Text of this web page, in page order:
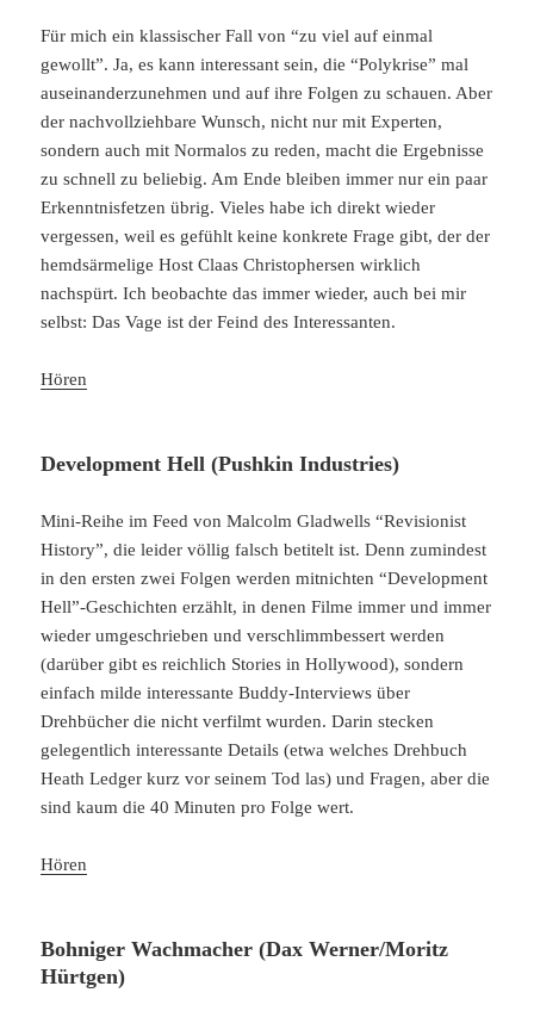
Für mich ein klassischer Fall von “zu viel auf einmal
gewollt”. Ja, es kann interessant sein, die “Polykrise” mal
auseinanderzunehmen und auf ihre Folgen zu schauen. Aber
der nachvollziehbare Wunsch, nicht nur mit Experten,
sondern auch mit Normalos zu reden, macht die Ergebnisse
zu schnell zu beliebig. Am Ende bleiben immer nur ein paar
Erkenntnisfetzen übrig. Vieles habe ich direkt wieder
vergessen, weil es gefühlt keine konkrete Frage gibt, der der
hemdsärmelige Host Claas Christophersen wirklich
nachspürt. Ich beobachte das immer wieder, auch bei mir
selbst: Das Vage ist der Feind des Interessanten.
Hören
Development Hell (Pushkin Industries)
Mini-Reihe im Feed von Malcolm Gladwells “Revisionist
History”, die leider völlig falsch betitelt ist. Denn zumindest
in den ersten zwei Folgen werden mitnichten “Development
Hell”-Geschichten erzählt, in denen Filme immer und immer
wieder umgeschrieben und verschlimmbessert werden
(darüber gibt es reichlich Stories in Hollywood), sondern
einfach milde interessante Buddy-Interviews über
Drehbücher die nicht verfilmt wurden. Darin stecken
gelegentlich interessante Details (etwa welches Drehbuch
Heath Ledger kurz vor seinem Tod las) und Fragen, aber die
sind kaum die 40 Minuten pro Folge wert.
Hören
Bohniger Wachmacher (Dax Werner/Moritz
Hürtgen)